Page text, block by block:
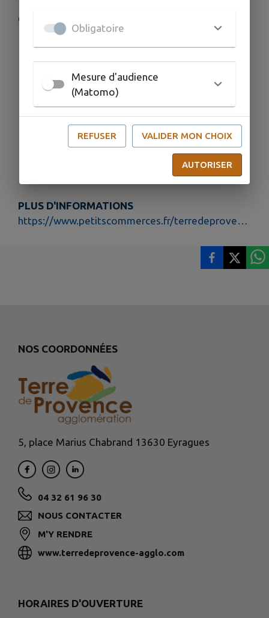
Ou directement chez :
Pâquerette et Pimprenelle, Patricia fleurs, 68
Cours Carnot, 13160 Châteaurenard
L'éthiquette, 16 Avenue Général De Gaulle,
13630 Eyragues
Maison Solis, 7 Place du Marché, 13870
Rognonas
La boutique. Herboristerie & bien-être, 8 Rue
De La Première Armée, 13550 Noves
PLUS D'INFORMATIONS
https://www.petitscommerces.fr/terredeprovence/
NOS COORDONNÉES
5, place Marius Chabrand 13630 Eyragues
04 32 61 96 30
NOUS CONTACTER
M'Y RENDRE
www.terredeprovence-agglo.com
HORAIRES D'OUVERTURE
Obligatoire
Mesure d'audience
(Matomo)
REFUSER VALIDER MON CHOIX
AUTORISER